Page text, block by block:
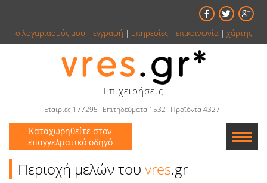
ο λογαριασμός μου | εγγραφή | υπηρεσίες| επικοινωνία| χάρτης
Επιχειρήσεις
Εταιρίες 177295 Επιτηδεύματα 1532 Προϊόντα 4327
Καταχωρηθείτε στον
επαγγελματικό οδηγό
Εταιρείες
Περιοχή μελών του vres.gr